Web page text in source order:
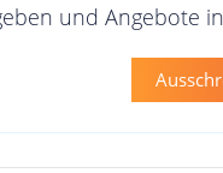
und Angebote